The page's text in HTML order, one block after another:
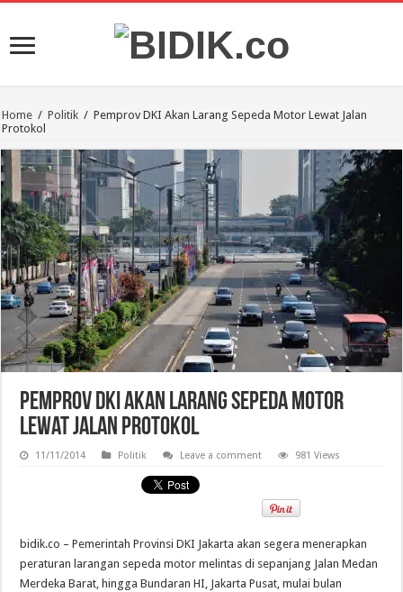
Home / Politik / Pemprov DKI Akan Larang Sepeda Motor Lewat Jalan
Protokol
Pemprov DKI Akan Larang Sepeda Motor
Lewat Jalan Protokol
11/11/2014 Politik Leave a comment 981 Views
bidik.co – Pemerintah Provinsi DKI Jakarta akan segera menerapkan
peraturan larangan sepeda motor melintas di sepanjang Jalan Medan
Merdeka Barat, hingga Bundaran HI, Jakarta Pusat, mulai bulan